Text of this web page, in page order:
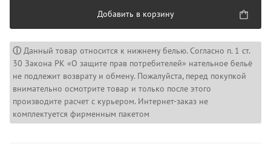
Добавить в корзину
ⓘ Данный товар относится к нижнему белью. Согласно п. 1 ст.
30 Закона РК «О защите прав потребителей» нательное бельё
не подлежит возврату и обмену. Пожалуйста, перед покупкой
внимательно осмотрите товар и только после этого
производите расчет с курьером. Интернет-заказ не
комплектуется фирменным пакетом